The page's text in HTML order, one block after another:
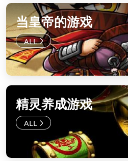
当皇帝的游戏
精灵养成游戏